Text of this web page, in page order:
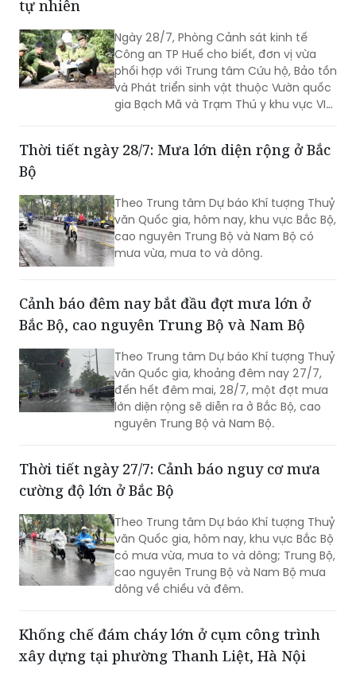
tự nhiên
Ngày 28/7, Phòng Cảnh sát kinh tế
Công an TP Huế cho biết, đơn vị vừa
phối hợp với Trung tâm Cứu hộ, Bảo tồn
và Phát triển sinh vật thuộc Vườn quốc
gia Bạch Mã và Trạm Thú y khu vực VI
Thời tiết ngày 28/7: Mưa lớn diện rộng ở Bắc
Bộ
Theo Trung tâm Dự báo Khí tượng Thuỷ
văn Quốc gia, hôm nay, khu vực Bắc Bộ,
cao nguyên Trung Bộ và Nam Bộ có
mưa vừa, mưa to và dông.
Cảnh báo đêm nay bắt đầu đợt mưa lớn ở
Bắc Bộ, cao nguyên Trung Bộ và Nam Bộ
Theo Trung tâm Dự báo Khí tượng Thuỷ
văn Quốc gia, khoảng đêm nay 27/7,
đến hết đêm mai, 28/7, một đợt mưa
lớn diện rộng sẽ diễn ra ở Bắc Bộ, cao
nguyên Trung Bộ và Nam Bộ.
Thời tiết ngày 27/7: Cảnh báo nguy cơ mưa
cường độ lớn ở Bắc Bộ
Theo Trung tâm Dự báo Khí tượng Thuỷ
văn Quốc gia, hôm nay, khu vực Bắc Bộ
có mưa vừa, mưa to và dông; Trung Bộ,
cao nguyên Trung Bộ và Nam Bộ mưa
dông về chiều và đêm.
Khống chế đám cháy lớn ở cụm công trình
xây dựng tại phường Thanh Liệt, Hà Nội